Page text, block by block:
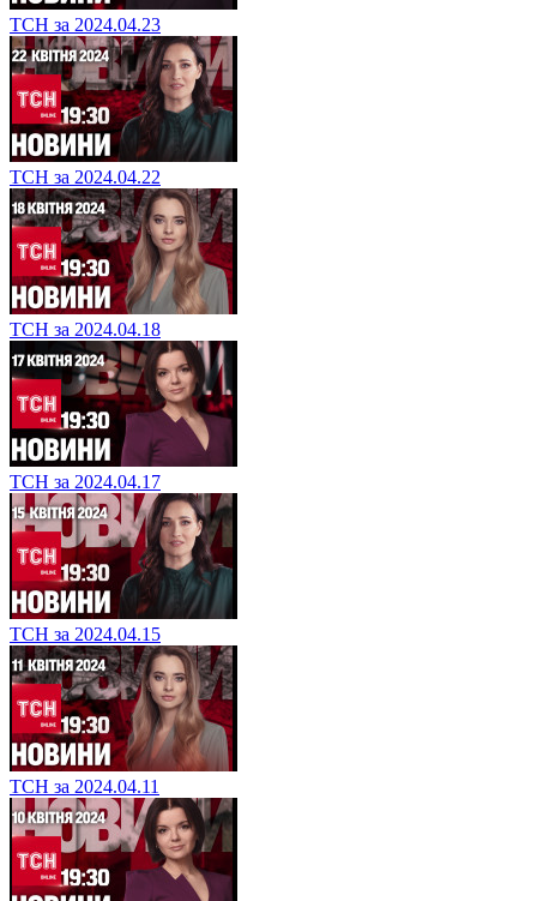
ТСН за 2024.04.23
ТСН за 2024.04.22
ТСН за 2024.04.18
ТСН за 2024.04.17
ТСН за 2024.04.15
ТСН за 2024.04.11